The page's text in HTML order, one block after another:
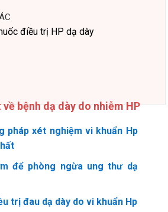
điều trị HP dạ dày
bệnh dạ dày do nhiễm HP
pháp xét nghiệm vi khuẩn Hp
để phòng ngừa ung thư dạ
trị đau dạ dày do vi khuẩn Hp